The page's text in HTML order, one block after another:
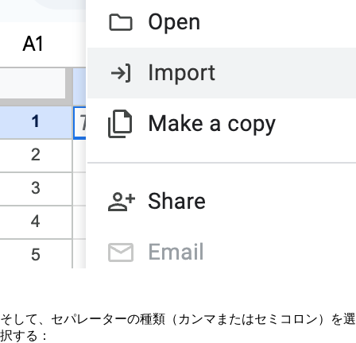
そして、セパレーターの種類（カンマまたはセミコロン）を選
択する：